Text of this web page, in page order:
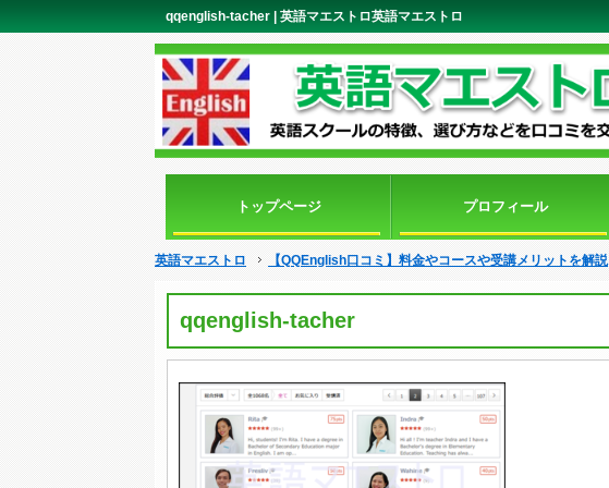
qqenglish-tacher | 英語マエストロ英語マエストロ
トップページ プロフィール
英語マエストロ 【QQEnglish口コミ】料金やコースや受講メリットを解説
qqenglish-tacher